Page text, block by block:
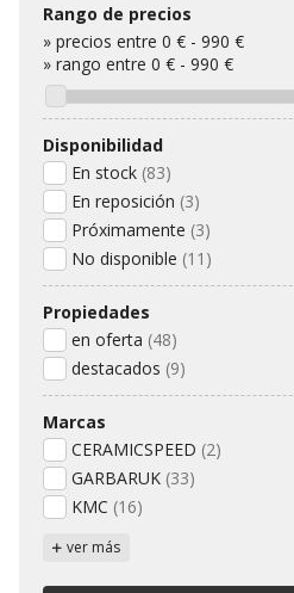
Rango de precios
» precios entre 0 € - 990 €
» rango entre 0 € - 990 €
Disponibilidad
En stock (83)
En reposición (3)
Próximamente (3)
No disponible (11)
Propiedades
en oferta (48)
destacados (9)
Marcas
CERAMICSPEED (2)
GARBARUK (33)
KMC (16)
ver más